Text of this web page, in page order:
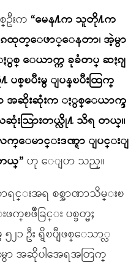
းက “မေန႔က သူတို႔က
ၵထုတ္ေဖာ္ေနတာ၊ အဲ့မွာ
စ္ ေယာက္က ခုခံတပ္ ဆႏၵျ
စ္ၿပီးမွ ျပန္ၿပီးထြက္
အဆိုးဆုံးက ႏွစ္ေယာက္ဒ
းသြားတယ္လို႔ သိရ တယ္။
ေမာင္းဒဏ္ရာ ျပင္းျ
ယ္” ဟု ေျပာ သည္။
င္းအရ စစ္အာဏာသိမ္းၿ
ၿဖိဳခြင္း ပစ္ခတ္မႈ
ဦး ရွိၿပီျဖစ္ေသာ္လ
ာ အဆိုပါအေရအတြက္